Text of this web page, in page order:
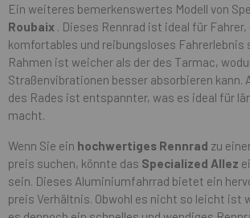
Ein weiteres bemerkenswertes Modell von
Roubaix . Dieses Rennrad ist ideal für Fahrer,
komfortables und reibungsloses Fahrerlebnis
Rahmen ist weicher als der des Tarmac,
Straßenvibrationen besser absorbieren kann.
des Rades ist entspannter, was es ideal für
macht.
Wenn Sie ein hochwertiges Rennrad zu
preis suchen, könnte das Specialized Allez
sein. Dieses Aluminiumfahrrad bietet ein
preis Verhältnis. Obwohl es nicht so leicht ist